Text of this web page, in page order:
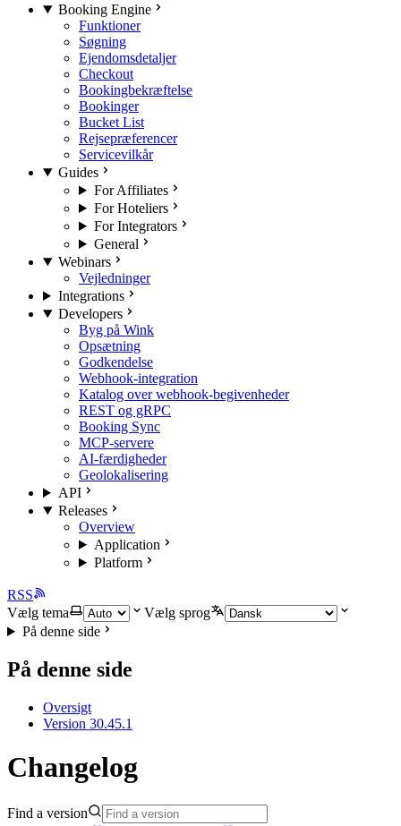
Booking Engine
Funktioner
Søgning
Ejendomsdetaljer
Checkout
Bookingbekræftelse
Bookinger
Bucket List
Rejsepræferencer
Servicevilkår
Guides
For Affiliates
For Hoteliers
For Integrators
General
Webinars
Vejledninger
Integrations
Developers
Byg på Wink
Opsætning
Godkendelse
Webhook-integration
Katalog over webhook-begivenheder
REST og gRPC
Booking Sync
MCP-servere
AI-færdigheder
Geolokalisering
API
Releases
Overview
Application
Platform
RSS
Vælg tema
Vælg sprog
På denne side
På denne side
Oversigt
Version 30.45.1
Changelog
Find a version